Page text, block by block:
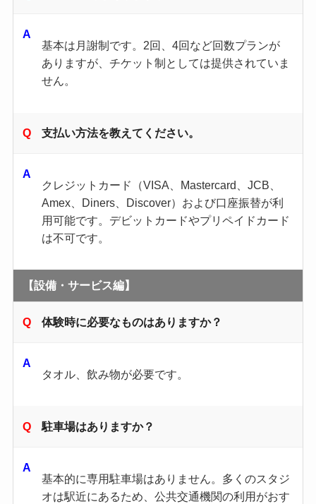
基本は月謝制です。2回、4回など回数プランが
ありますが、チケット制としては提供されていま
せん。
支払い方法を教えてください。
クレジットカード（VISA、Mastercard、JCB、
Amex、Diners、Discover）および口座振替が利
用可能です。デビットカードやプリペイドカード
は不可です。
【設備・サービス編】
体験時に必要なものはありますか？
タオル、飲み物が必要です。
駐車場はありますか？
基本的に専用駐車場はありません。多くのスタジ
オは駅近にあるため、公共交通機関の利用がおす